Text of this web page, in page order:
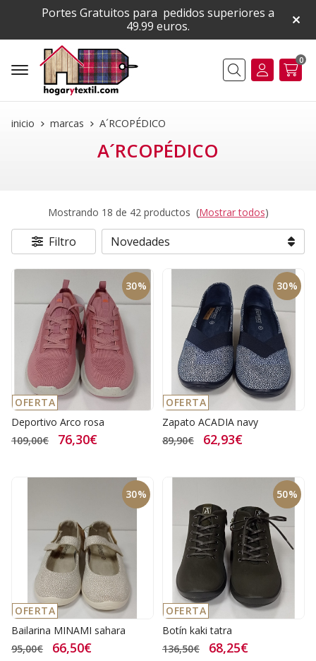
Portes Gratuitos para pedidos superiores a
49.99 euros.
Buscar
0
inicio marcas A´RCOPÉDICO
A´RCOPÉDICO
Mostrando 18 de 42 productos (Mostrar todos)
Filtro
30%
OFERTA
Deportivo Arco rosa
109,00€
76,30€
30%
OFERTA
Zapato ACADIA navy
89,90€
62,93€
30%
OFERTA
Bailarina MINAMI sahara
95,00€
66,50€
50%
OFERTA
Botín kaki tatra
136,50€
68,25€